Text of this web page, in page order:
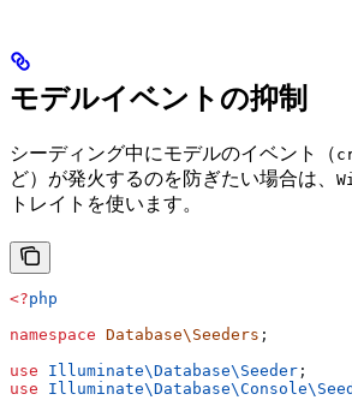
モデルイベントの抑制
シーディング中にモデルのイベント（
ど）が発火するのを防ぎたい場合は、
トレイトを使います。
<?php
namespace Database\Seeders ;
use Illuminate\Database\ Seeder ;
use